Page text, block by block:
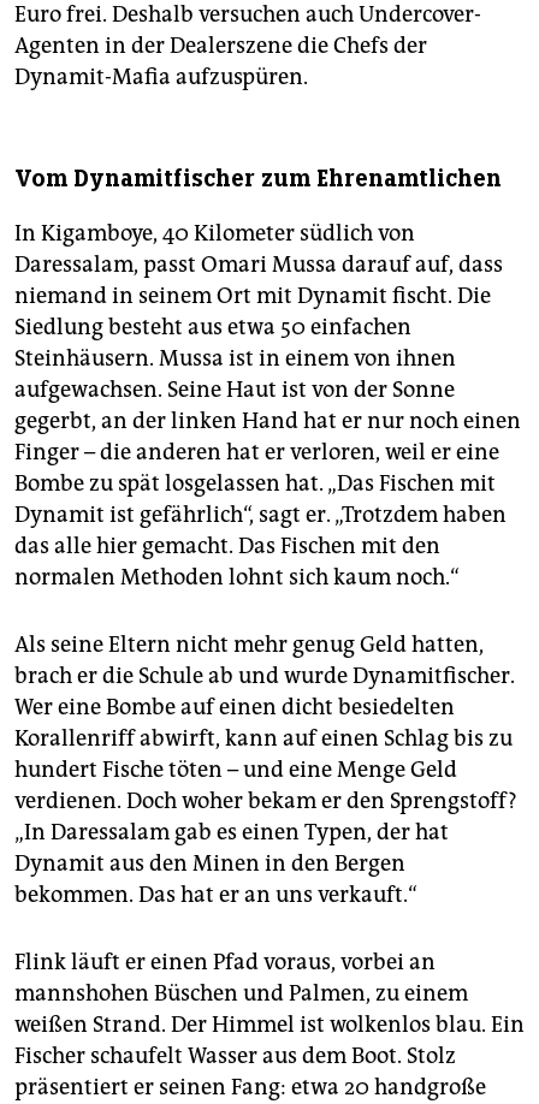
Euro frei. Deshalb versuchen auch Undercover-
Agenten in der Dealerszene die Chefs der
Dynamit-Mafia aufzuspüren.
Vom Dynamitfischer zum Ehrenamtlichen
In Kigamboye, 40 Kilometer südlich von
Daressalam, passt Omari Mussa darauf auf, dass
niemand in seinem Ort mit Dynamit fischt. Die
Siedlung besteht aus etwa 50 einfachen
Steinhäusern. Mussa ist in einem von ihnen
aufgewachsen. Seine Haut ist von der Sonne
gegerbt, an der linken Hand hat er nur noch einen
Finger – die anderen hat er verloren, weil er eine
Bombe zu spät losgelassen hat. „Das Fischen mit
Dynamit ist gefährlich“, sagt er. „Trotzdem haben
das alle hier gemacht. Das Fischen mit den
normalen Methoden lohnt sich kaum noch.“
Als seine Eltern nicht mehr genug Geld hatten,
brach er die Schule ab und wurde Dynamitfischer.
Wer eine Bombe auf einen dicht besiedelten
Korallenriff abwirft, kann auf einen Schlag bis zu
hundert Fische töten – und eine Menge Geld
verdienen. Doch woher bekam er den Sprengstoff?
„In Daressalam gab es einen Typen, der hat
Dynamit aus den Minen in den Bergen
bekommen. Das hat er an uns verkauft.“
Flink läuft er einen Pfad voraus, vorbei an
mannshohen Büschen und Palmen, zu einem
weißen Strand. Der Himmel ist wolkenlos blau. Ein
Fischer schaufelt Wasser aus dem Boot. Stolz
präsentiert er seinen Fang: etwa 20 handgroße